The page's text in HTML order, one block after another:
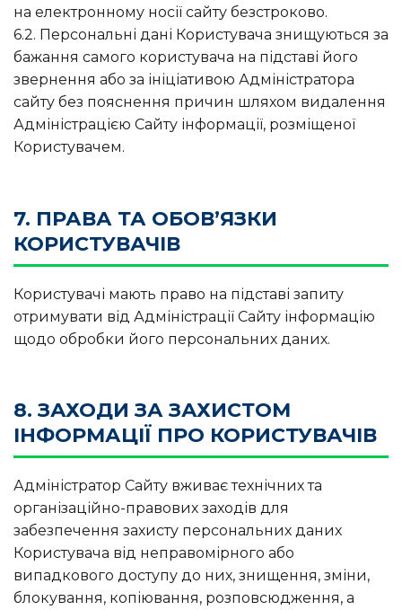
на електронному носії сайту безстроково.
6.2. Персональні дані Користувача знищуються за
бажання самого користувача на підставі його
звернення або за ініціативою Адміністратора
сайту без пояснення причин шляхом видалення
Адміністрацією Сайту інформації, розміщеної
Користувачем.
7. ПРАВА ТА ОБОВ’ЯЗКИ
КОРИСТУВАЧІВ
Користувачі мають право на підставі запиту
отримувати від Адміністрації Сайту інформацію
щодо обробки його персональних даних.
8. ЗАХОДИ ЗА ЗАХИСТОМ
ІНФОРМАЦІЇ ПРО КОРИСТУВАЧІВ
Адміністратор Сайту вживає технічних та
організаційно-правових заходів для
забезпечення захисту персональних даних
Користувача від неправомірного або
випадкового доступу до них, знищення, зміни,
блокування, копіювання, розповсюдження, а